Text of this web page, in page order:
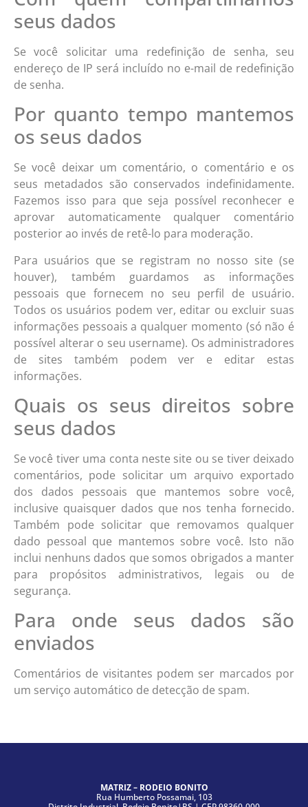
seus dados
Se você solicitar uma redefinição de senha, seu
endereço de IP será incluído no e-mail de redefinição
de senha.
Por quanto tempo mantemos
os seus dados
Se você deixar um comentário, o comentário e os
seus metadados são conservados indefinidamente.
Fazemos isso para que seja possível reconhecer e
aprovar automaticamente qualquer comentário
posterior ao invés de retê-lo para moderação.
Para usuários que se registram no nosso site (se
houver), também guardamos as informações
pessoais que fornecem no seu perfil de usuário.
Todos os usuários podem ver, editar ou excluir suas
informações pessoais a qualquer momento (só não é
possível alterar o seu username). Os administradores
de sites também podem ver e editar estas
informações.
Quais os seus direitos sobre
seus dados
Se você tiver uma conta neste site ou se tiver deixado
comentários, pode solicitar um arquivo exportado
dos dados pessoais que mantemos sobre você,
inclusive quaisquer dados que nos tenha fornecido.
Também pode solicitar que removamos qualquer
dado pessoal que mantemos sobre você. Isto não
inclui nenhuns dados que somos obrigados a manter
para propósitos administrativos, legais ou de
segurança.
Para onde seus dados são
enviados
Comentários de visitantes podem ser marcados por
um serviço automático de detecção de spam.
MATRIZ – RODEIO BONITO
Rua Humberto Possamai, 103